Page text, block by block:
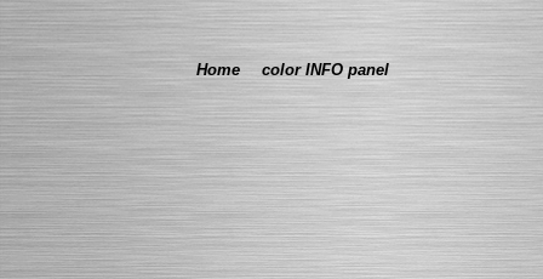
Home color INFO panel